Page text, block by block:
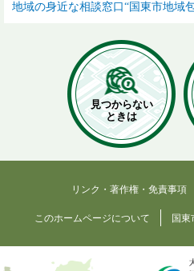
地域の身近な相談窓口“国東市地域
見つからない
ときは
リンク・著作権・免責事項
このホームページについて 国